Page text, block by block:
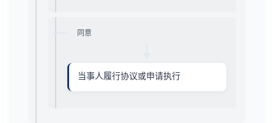
同意
当事人履行协议或申请执行